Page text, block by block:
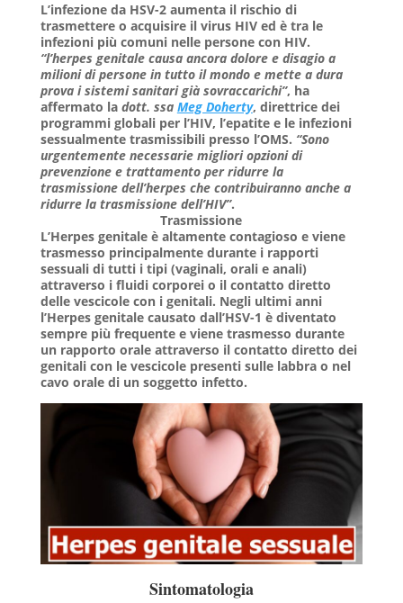
L’infezione da HSV-2 aumenta il rischio di
trasmettere o acquisire il virus HIV ed è tra le
infezioni più comuni nelle persone con HIV.
“l’herpes genitale causa ancora dolore e disagio a
milioni di persone in tutto il mondo e mette a dura
prova i sistemi sanitari già sovraccarichi”, ha
affermato la dott. ssa Meg Doherty, direttrice dei
programmi globali per l’HIV, l’epatite e le infezioni
sessualmente trasmissibili presso l’OMS. “Sono
urgentemente necessarie migliori opzioni di
prevenzione e trattamento per ridurre la
trasmissione dell’herpes che contribuiranno anche a
ridurre la trasmissione dell’HIV”.
Trasmissione
L’Herpes genitale è altamente contagioso e viene
trasmesso principalmente durante i rapporti
sessuali di tutti i tipi (vaginali, orali e anali)
attraverso i fluidi corporei o il contatto diretto
delle vescicole con i genitali. Negli ultimi anni
l’Herpes genitale causato dall’HSV-1 è diventato
sempre più frequente e viene trasmesso durante
un rapporto orale attraverso il contatto diretto dei
genitali con le vescicole presenti sulle labbra o nel
cavo orale di un soggetto infetto.
Sintomatologia